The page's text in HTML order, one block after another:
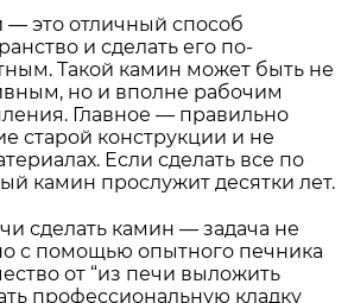
— это отличный способ
и сделать его по-
Такой камин может быть не
но и вполне рабочим
Главное — правильно
старой конструкции и не
Если сделать все по
камин прослужит десятки лет.
сделать камин — задача не
с помощью опытного печника
от “из печи выложить
профессиональную кладку